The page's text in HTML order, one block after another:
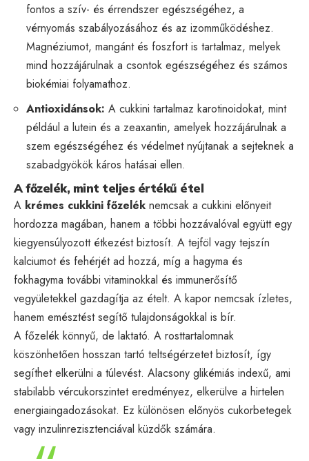
fontos a szív- és érrendszer egészségéhez, a
vérnyomás szabályozásához és az izomműködéshez.
Magnéziumot, mangánt és foszfort is tartalmaz, melyek
mind hozzájárulnak a csontok egészségéhez és számos
biokémiai folyamathoz.
Antioxidánsok: A cukkini tartalmaz karotinoidokat, mint
például a lutein és a zeaxantin, amelyek hozzájárulnak a
szem egészségéhez és védelmet nyújtanak a sejteknek a
szabadgyökök káros hatásai ellen.
A főzelék, mint teljes értékű étel
A krémes cukkini főzelék nemcsak a cukkini előnyeit
hordozza magában, hanem a többi hozzávalóval együtt egy
kiegyensúlyozott étkezést biztosít. A tejföl vagy tejszín
kalciumot és fehérjét ad hozzá, míg a hagyma és
fokhagyma további vitaminokkal és immunerősítő
vegyületekkel gazdagítja az ételt. A kapor nemcsak ízletes,
hanem emésztést segítő tulajdonságokkal is bír.
A főzelék könnyű, de laktató. A rosttartalomnak
köszönhetően hosszan tartó teltségérzetet biztosít, így
segíthet elkerülni a túlevést. Alacsony glikémiás indexű, ami
stabilabb vércukorszintet eredményez, elkerülve a hirtelen
energiaingadozásokat. Ez különösen előnyös cukorbetegek
vagy inzulinrezisztenciával küzdők számára.